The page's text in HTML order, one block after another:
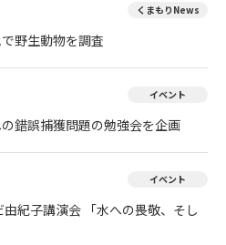
くまもりNews
野生動物を調査
イベント
錯誤捕獲問題の勉強会を企画
イベント
紀子講演会 「水への畏敬、そし